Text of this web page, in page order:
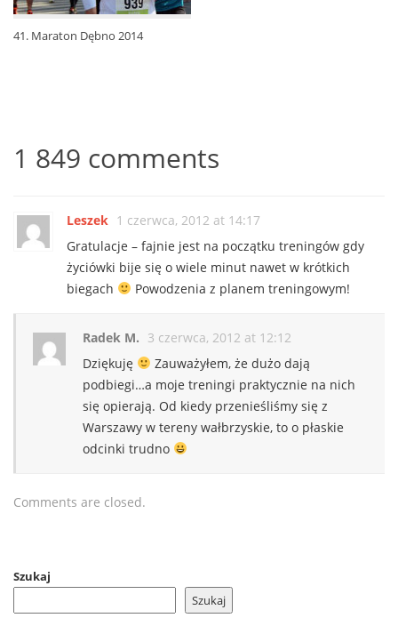
41. Maraton Dębno 2014
1 849 comments
Leszek 1 czerwca, 2012 at 14:17
Gratulacje – fajnie jest na początku treningów gdy
życiówki bije się o wiele minut nawet w krótkich
biegach
Powodzenia z planem treningowym!
Radek M. 3 czerwca, 2012 at 12:12
Dziękuję
Zauważyłem, że dużo dają
podbiegi…a moje treningi praktycznie na nich
się opierają. Od kiedy przenieśliśmy się z
Warszawy w tereny wałbrzyskie, to o płaskie
odcinki trudno
Comments are closed.
Szukaj
Szukaj